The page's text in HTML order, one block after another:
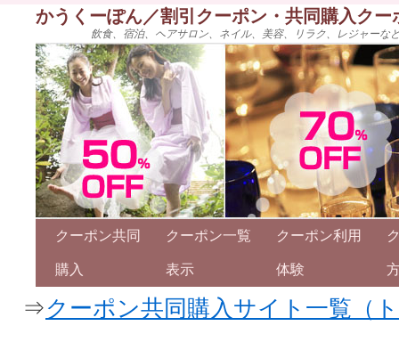
かうくーぽん／割引クーポン・共同購入ク
飲食、宿泊、ヘアサロン、ネイル、美容、リラク、レジャー
クーポン共同
購入
クーポン一覧
表示
クーポン利用
体験
⇒クーポン共同購入サイト一覧（